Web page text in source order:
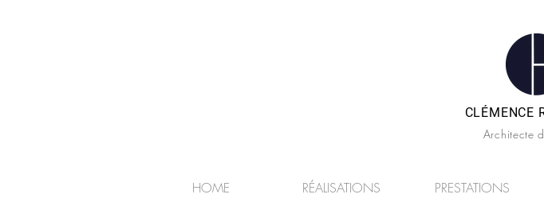
CLÉMENCE
Architecte
HOME RÉALISATIONS PRESTATIONS